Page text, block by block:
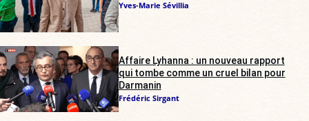
Yves-Marie Sévillia
Affaire Lyhanna : un nouveau rapport
qui tombe comme un cruel bilan pour
Darmanin
Frédéric Sirgant